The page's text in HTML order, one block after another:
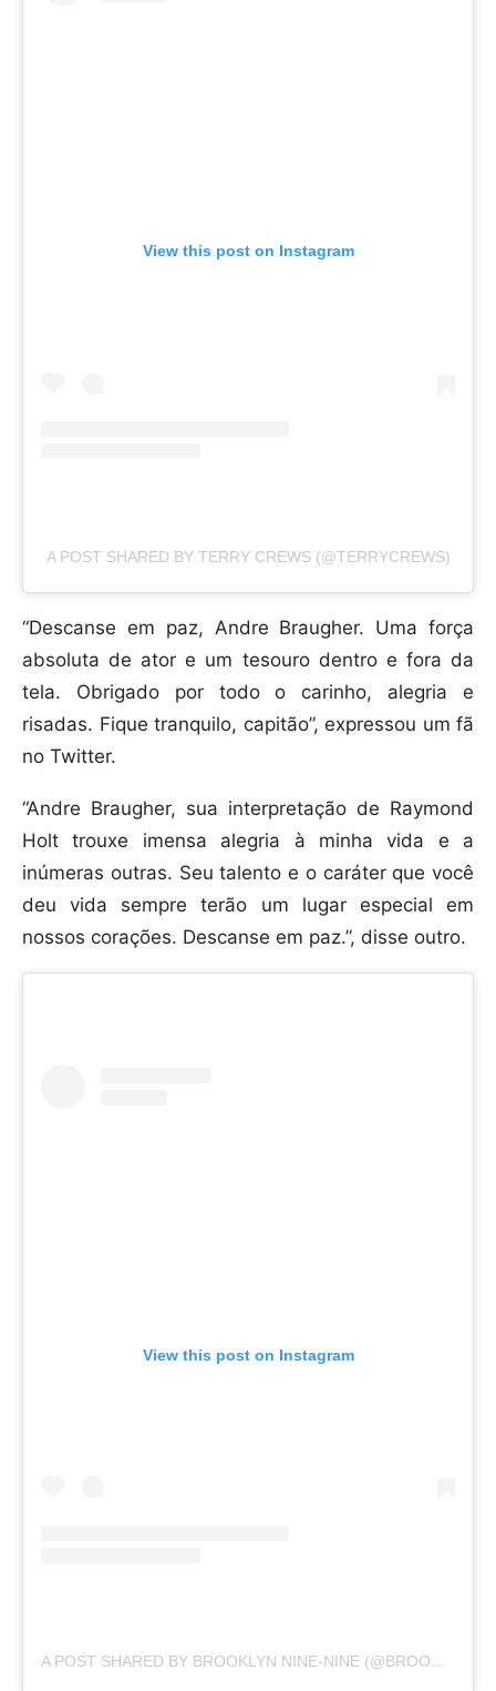
View this post on Instagram
A POST SHARED BY TERRY CREWS (@TERRYCREWS)
“Descanse em paz, Andre Braugher. Uma força
absoluta de ator e um tesouro dentro e fora da
tela. Obrigado por todo o carinho, alegria e
risadas. Fique tranquilo, capitão”, expressou um fã
no Twitter.
“Andre Braugher, sua interpretação de Raymond
Holt trouxe imensa alegria à minha vida e a
inúmeras outras. Seu talento e o caráter que você
deu vida sempre terão um lugar especial em
nossos corações. Descanse em paz.”, disse outro.
View this post on Instagram
A POST SHARED BY BROOKLYN NINE-NINE (@BROOKLYN99)